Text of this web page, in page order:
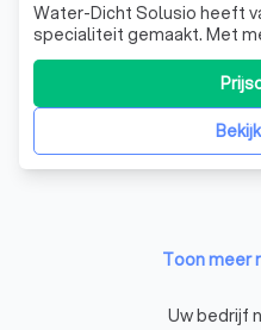
Water-Dicht Solusio heeft
specialiteit gemaakt. Met
een ruime technische
vakspecialist in
vestigingen in Zwijnaarde,
Dicht Solusio a fait du
Toon meer
Uw bedrijf